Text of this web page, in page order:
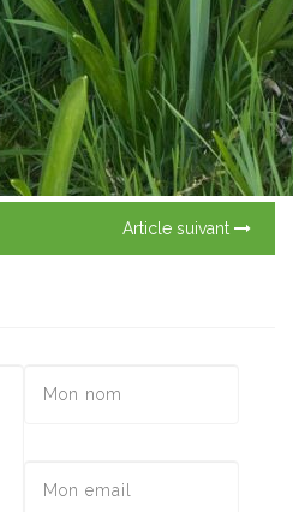
Article suivant